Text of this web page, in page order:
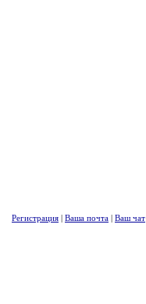
Регистрация | Ваша почта | Ваш чат